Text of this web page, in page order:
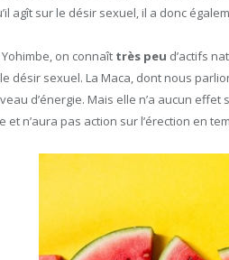
agît sur le désir sexuel, il a donc
on connaît très peu d’actifs
désir sexuel. La Maca, dont nous
d’énergie. Mais elle n’a aucun
et n’aura pas action sur l’érection en